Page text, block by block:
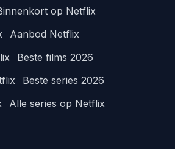
op Netflix
Aanbod Netflix
Beste films 2026
Beste series 2026
Alle series op Netflix